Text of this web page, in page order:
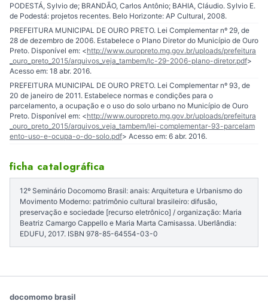
PODESTÁ, Sylvio de; BRANDÃO, Carlos Antônio; BAHIA, Cláudio. Sylvio E.
de Podestá: projetos recentes. Belo Horizonte: AP Cultural, 2008.
PREFEITURA MUNICIPAL DE OURO PRETO. Lei Complementar nº 29, de
28 de dezembro de 2006. Estabelece o Plano Diretor do Município de Ouro
Preto. Disponível em: <http://www.ouropreto.mg.gov.br/uploads/prefeitura
_ouro_preto_2015/arquivos_veja_tambem/lc-29-2006-plano-diretor.pdf>
Acesso em: 18 abr. 2016.
PREFEITURA MUNICIPAL DE OURO PRETO. Lei Complementar nº 93, de
20 de janeiro de 2011. Estabelece normas e condições para o
parcelamento, a ocupação e o uso do solo urbano no Município de Ouro
Preto. Disponível em: <http://www.ouropreto.mg.gov.br/uploads/prefeitura
_ouro_preto_2015/arquivos_veja_tambem/lei-complementar-93-parcelam
ento-uso-e-ocupa-o-do-solo.pdf> Acesso em: 6 abr. 2016.
ficha catalográfica
12º Seminário Docomomo Brasil: anais: Arquitetura e Urbanismo do
Movimento Moderno: patrimônio cultural brasileiro: difusão,
preservação e sociedade [recurso eletrônico] / organização: Maria
Beatriz Camargo Cappello e Maria Marta Camisassa. Uberlândia:
EDUFU, 2017. ISBN 978-85-64554-03-0
docomomo brasil